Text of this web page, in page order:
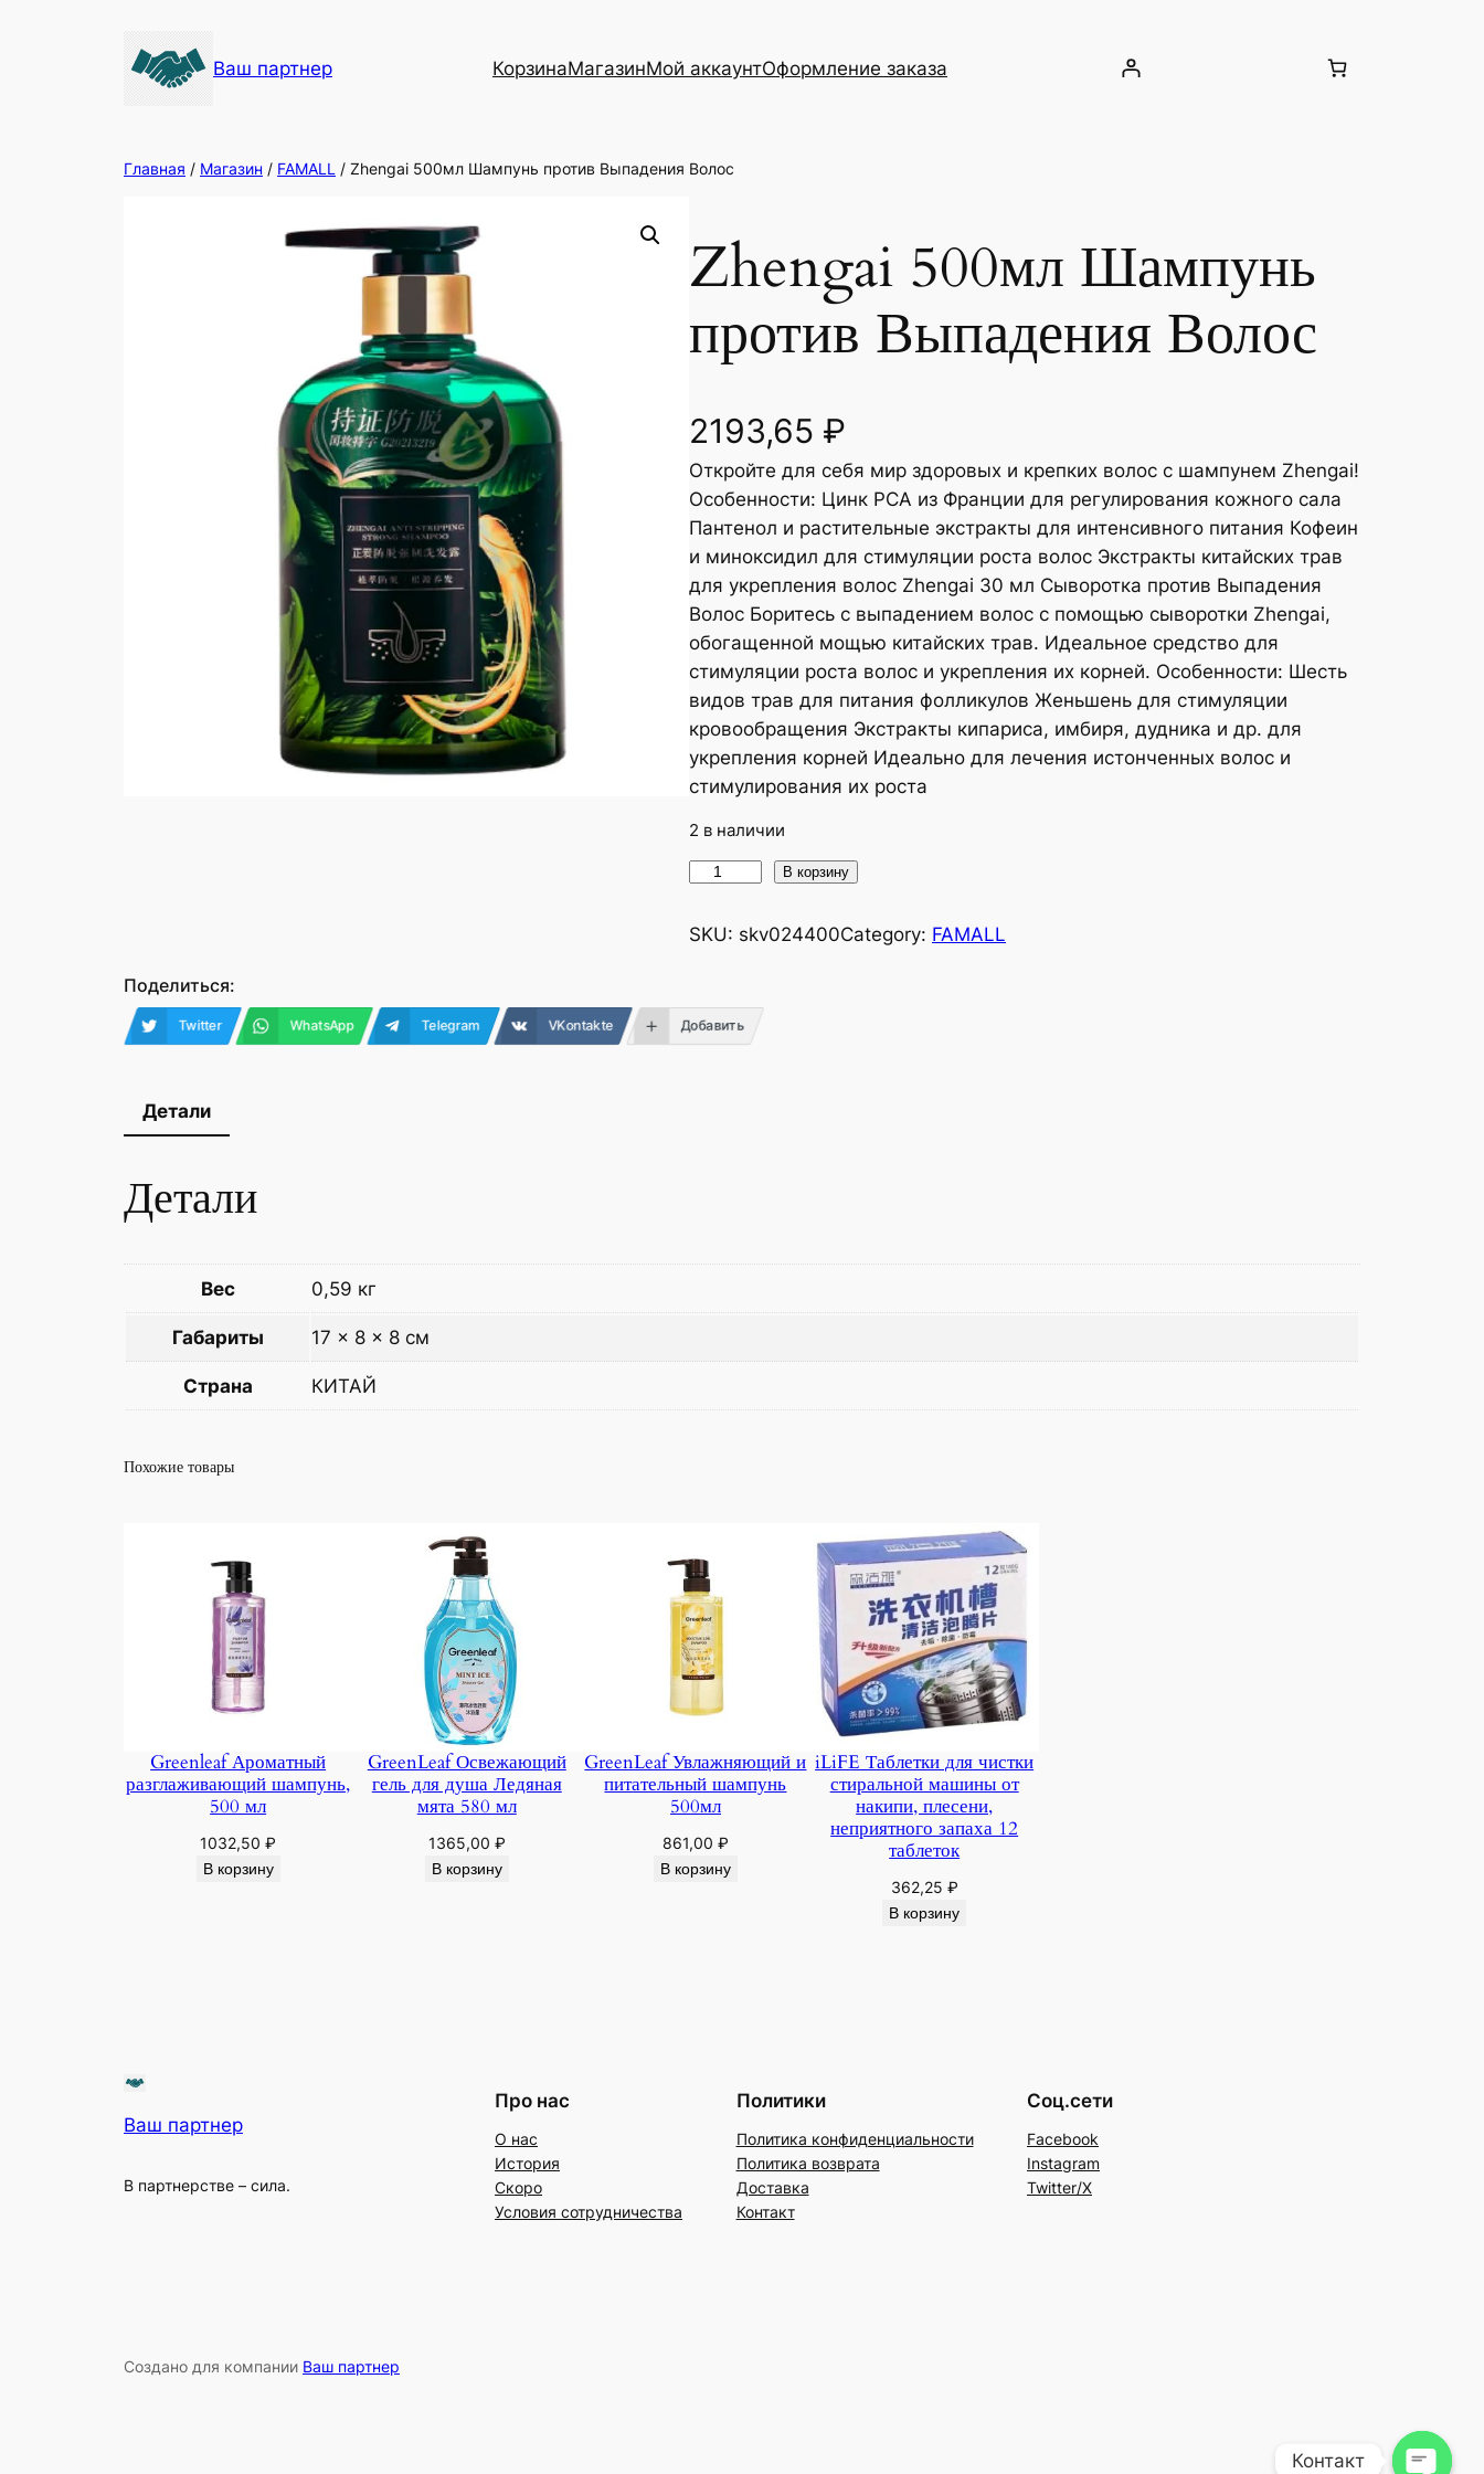
Ваш партнер КорзинаМагазинМой аккаунтОформление заказа
Главная / Магазин / FAMALL / Zhengai 500мл Шампунь против Выпадения Волос
Zhengai 500мл Шампунь
против Выпадения Волос
2193,65 ₽
Откройте для себя мир здоровых и крепких волос с шампунем Zhengai!
Особенности: Цинк PCA из Франции для регулирования кожного сала
Пантенол и растительные экстракты для интенсивного питания Кофеин
и миноксидил для стимуляции роста волос Экстракты китайских трав
для укрепления волос Zhengai 30 мл Сыворотка против Выпадения
Волос Боритесь с выпадением волос с помощью сыворотки Zhengai,
обогащенной мощью китайских трав. Идеальное средство для
стимуляции роста волос и укрепления их корней. Особенности: Шесть
видов трав для питания фолликулов Женьшень для стимуляции
кровообращения Экстракты кипариса, имбиря, дудника и др. для
укрепления корней Идеально для лечения истонченных волос и
стимулирования их роста
2 в наличии
В корзину
SKU: skv024400Category: FAMALL
Поделиться:
Twitter WhatsApp Telegram VKontakte Добавить
Детали
Детали
Вес 0,59 кг
Габариты 17 × 8 × 8 см
Страна КИТАЙ
Похожие товары
Greenleaf Ароматный
разглаживающий шампунь,
500 мл
1032,50₽
В корзину
GreenLeaf Освежающий
гель для душа Ледяная
мята 580 мл
1365,00 ₽
В корзину
GreenLeaf Увлажняющий и
питательный шампунь
500мл
861,00 ₽
В корзину
iLiFE Таблетки для чистки
стиральной машины от
накипи, плесени,
неприятного запаха 12
таблеток
362,25 ₽
В корзину
Ваш партнер
В партнерстве – сила.
Про нас
О нас
История
Скоро
Условия сотрудничества
Политики
Политика конфиденциальности
Политика возврата
Доставка
Контакт
Соц.сети
Facebook
Instagram
Twitter/X
Создано для компании Ваш партнер
Контакт